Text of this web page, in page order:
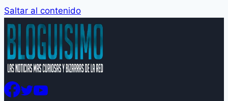
Saltar al contenido